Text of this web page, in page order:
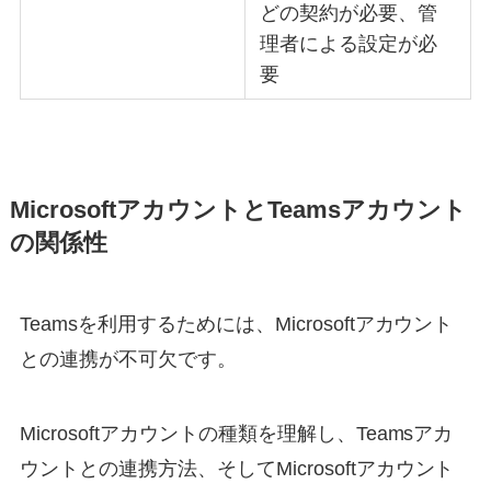
どの契約が必要、管
理者による設定が必
要
MicrosoftアカウントとTeamsアカウント
の関係性
Teamsを利用するためには、Microsoftアカウント
との連携が不可欠です。
Microsoftアカウントの種類を理解し、Teamsアカ
ウントとの連携方法、そしてMicrosoftアカウント